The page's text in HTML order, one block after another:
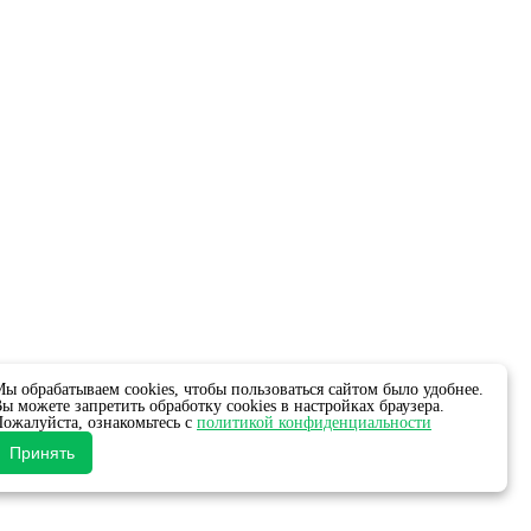
обрабатываем cookies, чтобы пользоваться сайтом было удобнее.
можете запретить обработку cookies в настройках браузера.
ознакомьтесь с политикой конфиденциальности
Принять